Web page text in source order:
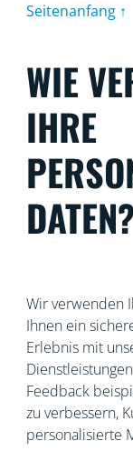
Seitenanfang ↑
WIE
IHRE
DATEN?
Wir verwenden
Ihnen ein
Erlebnis mit
Feedback
zu verbessern,
personalisierte